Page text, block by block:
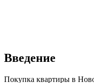
Введение
Покупка квартиры в